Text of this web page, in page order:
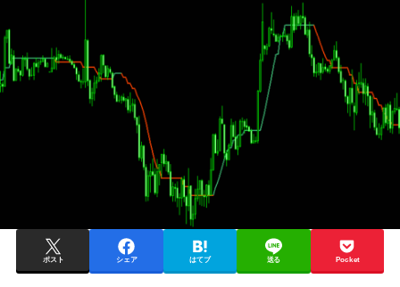
ポスト シェア はてブ 送る Pocket